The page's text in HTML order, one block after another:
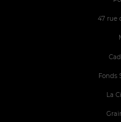
47 rue
Fonds
La